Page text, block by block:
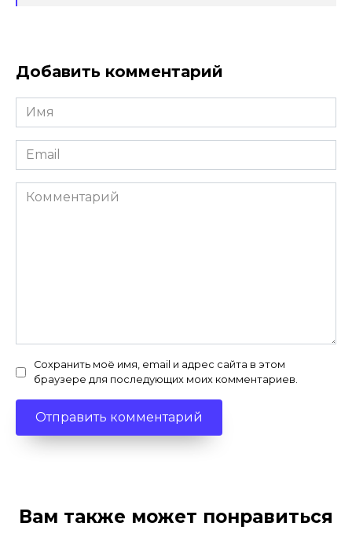
Добавить комментарий
Имя
*
Email
*
Комментарий
Сохранить моё имя, email и адрес сайта в этом
браузере для последующих моих комментариев.
Вам также может понравиться